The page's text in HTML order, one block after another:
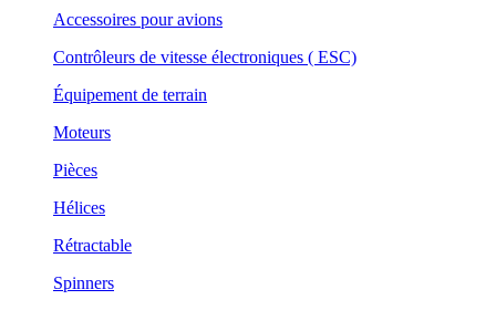
Accessoires pour avions
Contrôleurs de vitesse électroniques ( ESC)
Équipement de terrain
Moteurs
Pièces
Hélices
Rétractable
Spinners